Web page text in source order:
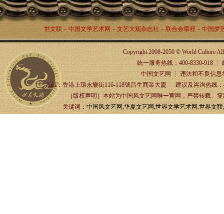
世文联- 中国文学艺术网 - 文艺大观杂志社 - 联合会章程- 中国梦
Copyright 2008-2050 © World Culture
统一服务热线：400-8330-918 ┊ 邮箱
中国文艺网 ┊ 违法和不良信息举
Add：香港上環永樂街116-118號昌生商業大廈 建议及咨询热线
｛版权声明｝本站为中国风文艺网唯一官网，严禁转载、复制
关键词：中国风文艺网,华夏文艺网,世界文学艺术网,世界文联,